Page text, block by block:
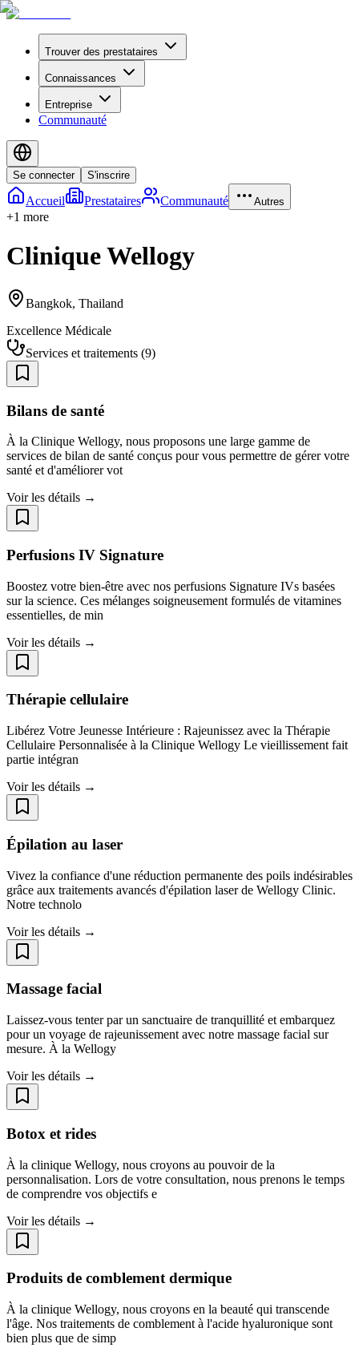
Trouver des prestataires
Connaissances
Entreprise
Communauté
Se connecter S'inscrire
Accueil Prestataires Communauté Autres
+1 more
Clinique Wellogy
Bangkok, Thailand
Excellence Médicale
Services et traitements (9)
Bilans de santé
À la Clinique Wellogy, nous proposons une large gamme de
services de bilan de santé conçus pour vous permettre de gérer votre
santé et d'améliorer vot
Voir les détails →
Perfusions IV Signature
Boostez votre bien-être avec nos perfusions Signature IVs basées
sur la science. Ces mélanges soigneusement formulés de vitamines
essentielles, de min
Voir les détails →
Thérapie cellulaire
Libérez Votre Jeunesse Intérieure : Rajeunissez avec la Thérapie
Cellulaire Personnalisée à la Clinique Wellogy Le vieillissement fait
partie intégran
Voir les détails →
Épilation au laser
Vivez la confiance d'une réduction permanente des poils indésirables
grâce aux traitements avancés d'épilation laser de Wellogy Clinic.
Notre technolo
Voir les détails →
Massage facial
Laissez-vous tenter par un sanctuaire de tranquillité et embarquez
pour un voyage de rajeunissement avec notre massage facial sur
mesure. À la Wellogy
Voir les détails →
Botox et rides
À la clinique Wellogy, nous croyons au pouvoir de la
personnalisation. Lors de votre consultation, nous prenons le temps
de comprendre vos objectifs e
Voir les détails →
Produits de comblement dermique
À la clinique Wellogy, nous croyons en la beauté qui transcende
l'âge. Nos traitements de comblement à l'acide hyaluronique sont
bien plus que de simp